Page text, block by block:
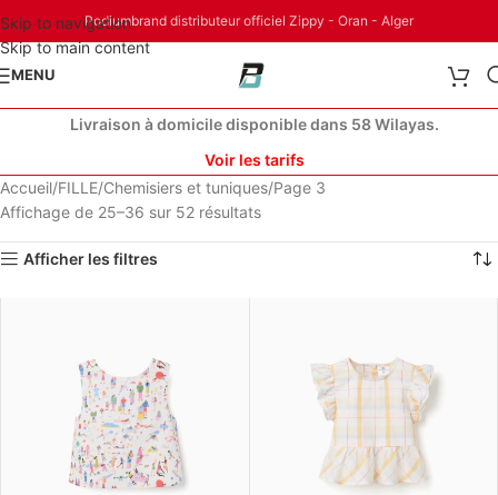
Skip to navigation
Skip to main content
Podiumbrand distributeur officiel Zippy - Oran - Alger
MENU
Livraison à domicile disponible dans 58 Wilayas.
Voir les tarifs
Accueil FILLE Chemisiers et tuniques Page 3
Affichage de 25–36 sur 52 résultats
Afficher les filtres